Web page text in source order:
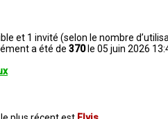
et 1 invité (selon le nombre
a été de 370le 05 juin 2026